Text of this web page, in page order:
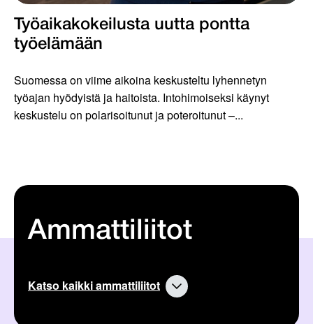
Työaikakokeilusta uutta pontta
työelämään
Suomessa on viime aikoina keskusteltu lyhennetyn
työajan hyödyistä ja haitoista. Intohimoiseksi käynyt
keskustelu on polarisoitunut ja poteroitunut –...
Ammattiliitot
Katso kaikki ammattiliitot